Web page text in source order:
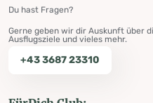
Du hast Fragen?
Gerne geben wir dir Auskunft über
Ausflugsziele und vieles mehr.
+43 3687 23310